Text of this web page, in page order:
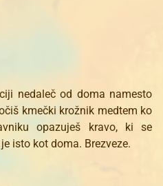
nedaleč od doma namesto
kmečki krožnik medtem ko
opazuješ kravo, ki se
isto kot doma. Brezveze.